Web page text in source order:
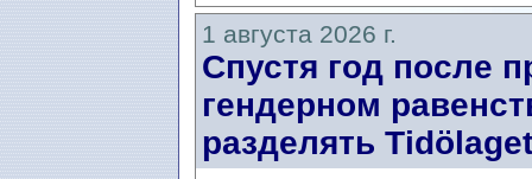
1 августа 2026 г.
Спустя год после
гендерном
разделять